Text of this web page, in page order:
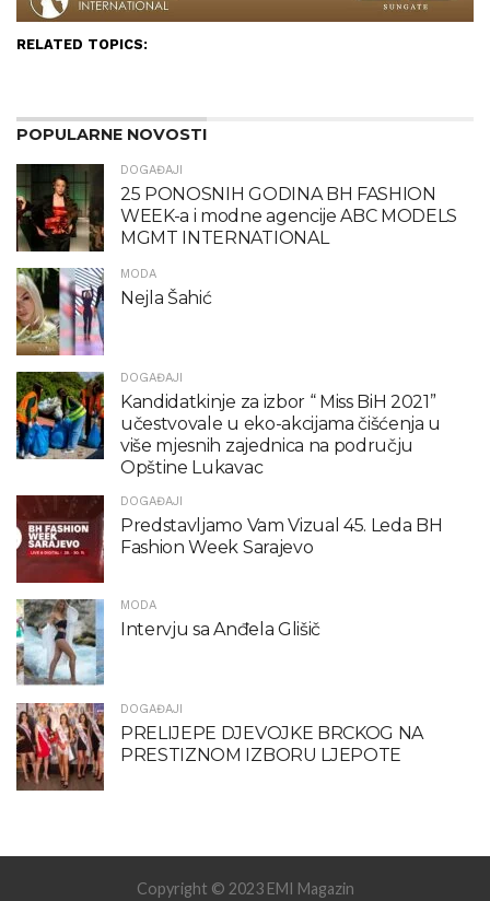
RELATED TOPICS:
POPULARNE NOVOSTI
DOGAĐAJI
25 PONOSNIH GODINA BH FASHION
WEEK-a i modne agencije ABC MODELS
MGMT INTERNATIONAL
MODA
Nejla Šahić
DOGAĐAJI
Kandidatkinje za izbor “ Miss BiH 2021”
učestvovale u eko-akcijama čišćenja u
više mjesnih zajednica na području
Opštine Lukavac
DOGAĐAJI
Predstavljamo Vam Vizual 45. Leda BH
Fashion Week Sarajevo
MODA
Intervju sa Anđela Glišič
DOGAĐAJI
PRELIJEPE DJEVOJKE BRCKOG NA
PRESTIZNOM IZBORU LJEPOTE
Copyright © 2023 EMI Magazin